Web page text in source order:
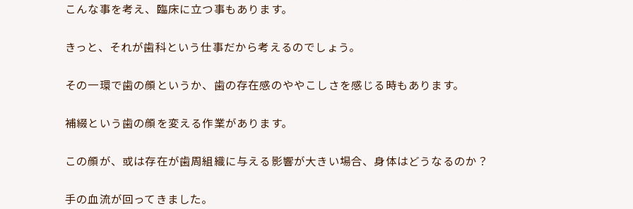
こんな事を考え、臨床に立つ事もあります。
きっと、それが歯科という仕事だから考えるのでしょう。
その一環で歯の顔というか、歯の存在感のややこしさを感じる時もあります。
補綴という歯の顔を変える作業があります。
この顔が、或は存在が歯周組織に与える影響が大きい場合、身体はどうなるのか？
手の血流が回ってきました。